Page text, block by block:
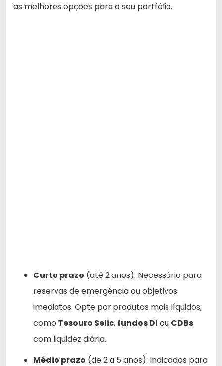
as melhores opções para o seu portfólio.
Curto prazo (até 2 anos): Necessário para
reservas de emergência ou objetivos
imediatos. Opte por produtos mais líquidos,
como Tesouro Selic, fundos DI ou CDBs
com liquidez diária.
Médio prazo (de 2 a 5 anos): Indicados para